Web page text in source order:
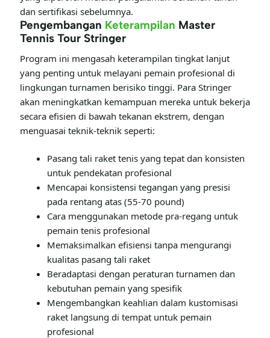
dan sertifikasi sebelumnya.
Pengembangan Keterampilan Master
Tennis Tour Stringer
Program ini mengasah keterampilan tingkat lanjut
yang penting untuk melayani pemain profesional di
lingkungan turnamen berisiko tinggi. Para Stringer
akan meningkatkan kemampuan mereka untuk bekerja
secara efisien di bawah tekanan ekstrem, dengan
menguasai teknik-teknik seperti:
Pasang tali raket tenis yang tepat dan konsisten
untuk pendekatan profesional
Mencapai konsistensi tegangan yang presisi
pada rentang atas (55-70 pound)
Cara menggunakan metode pra-regang untuk
pemain tenis profesional
Memaksimalkan efisiensi tanpa mengurangi
kualitas pasang tali raket
Beradaptasi dengan peraturan turnamen dan
kebutuhan pemain yang spesifik
Mengembangkan keahlian dalam kustomisasi
raket langsung di tempat untuk pemain
profesional